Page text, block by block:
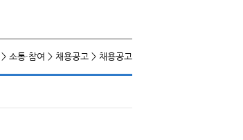
> 소통·참여 > 채용공고 > 채용공고